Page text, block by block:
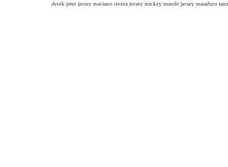
derek jeter jersey mariano rivera jersey mickey mantle jersey masahiro